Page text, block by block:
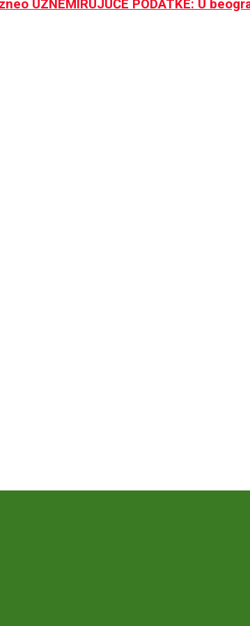
UZNEMIRUJUĆE PODATKE: U